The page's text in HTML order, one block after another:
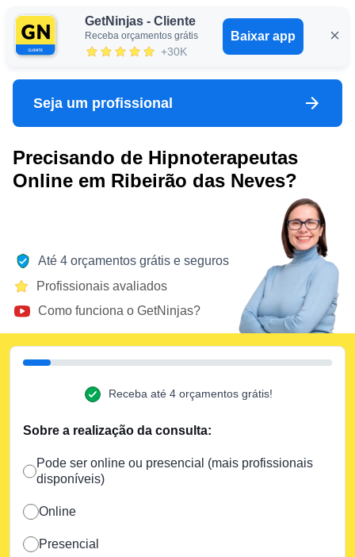
GetNinjas - Cliente
Receba orçamentos grátis
+30K
Baixar app
Entrar
Seja um profissional
Precisando de Hipnoterapeutas
Online em Ribeirão das Neves?
Até 4 orçamentos grátis e seguros
Profissionais avaliados
Como funciona o GetNinjas?
Receba até 4 orçamentos grátis!
Sobre a realização da consulta:
Pode ser online ou presencial (mais profissionais
disponíveis)
Online
Presencial